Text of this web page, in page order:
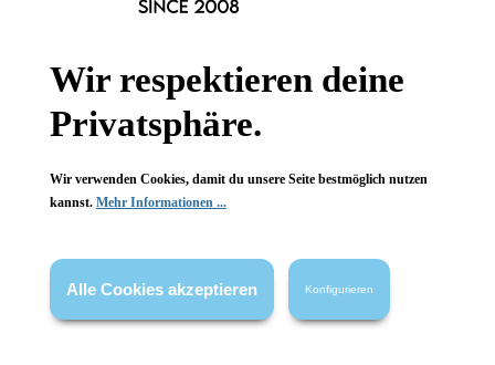
* Alle Preise inkl. gesetzl. Mehrwertsteuer zzgl.
wenn nicht anders angegeben.
Wir respektieren deine
Privatsphäre.
Wir verwenden Cookies, damit du unsere Seite bestmöglich nutzen
kannst. Mehr Informationen ...
Alle Cookies akzeptieren Konfigurieren